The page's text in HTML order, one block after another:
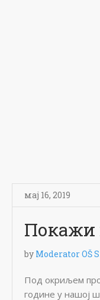
мај 16, 2019
by Moderator OŠ
Под окриљем
године у нашој